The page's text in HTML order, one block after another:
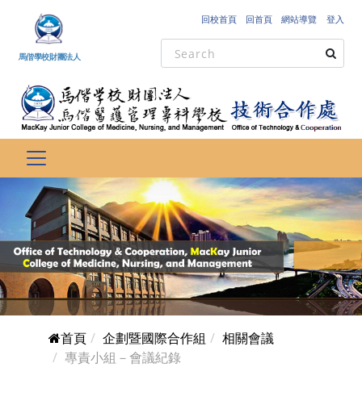
跳到主要內容
馬偕學校財團法人
回校首頁 回首頁 網站導覽 登入
首頁 企劃暨國際合作組
相關會議
專責小組－會議紀錄